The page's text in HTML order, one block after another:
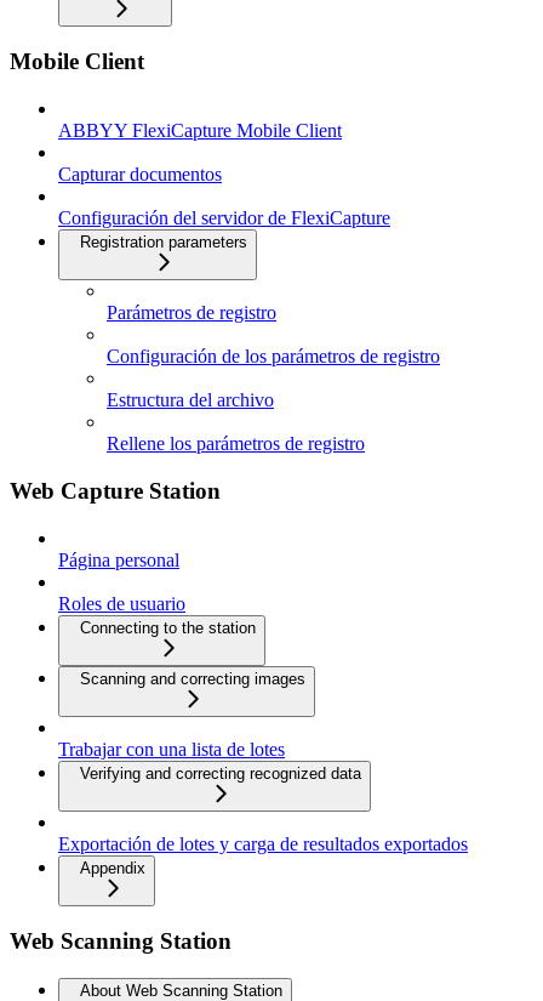
Mobile Client
ABBYY FlexiCapture Mobile Client
Capturar documentos
Configuración del servidor de FlexiCapture
Registration parameters
Parámetros de registro
Configuración de los parámetros de registro
Estructura del archivo
Rellene los parámetros de registro
Web Capture Station
Página personal
Roles de usuario
Connecting to the station
Scanning and correcting images
Trabajar con una lista de lotes
Verifying and correcting recognized data
Exportación de lotes y carga de resultados exportados
Appendix
Web Scanning Station
About Web Scanning Station